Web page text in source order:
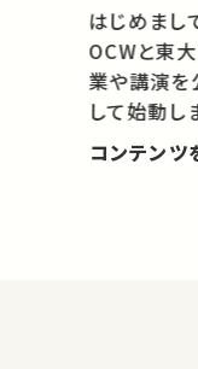
はじめまして
OCWと東
業や講演を
して始動し
コンテンツ